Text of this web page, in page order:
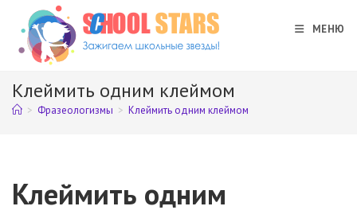
Перейти
содержимому
МЕНЮ
Клеймить одним клеймом
> Фразеологизмы > Клеймить одним клеймом
Клеймить одним